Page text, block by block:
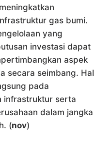
gas bumi.
yang
investasi dapat
aspek
secara seimbang. Hal
pada
infrastruktur serta
dalam jangka
(nov)